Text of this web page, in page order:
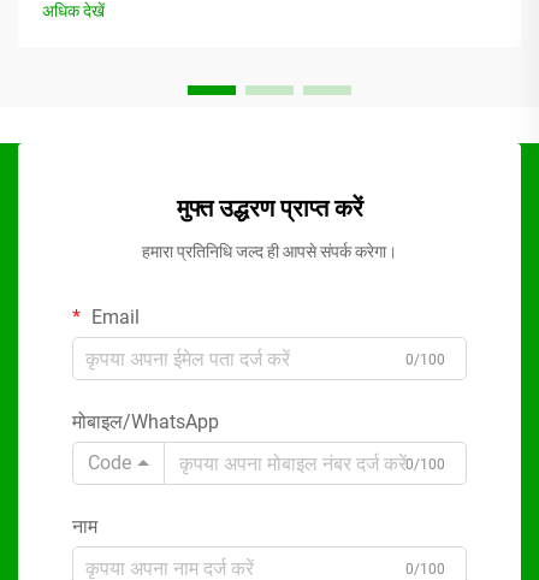
अधिक देखें
मुफ्त उद्धरण प्राप्त करें
हमारा प्रतिनिधि जल्द ही आपसे संपर्क करेगा।
Email
0/100
मोबाइल/WhatsApp
Code
0/100
नाम
0/100